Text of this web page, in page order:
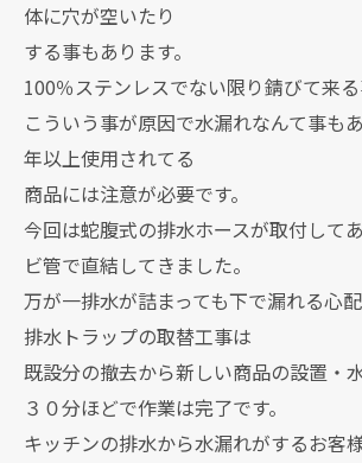
体に穴が空いたり
する事もあります。
100％ステンレスでない限り錆びて来る
こういう事が原因で水漏れなんて事も
年以上使用されてる
商品には注意が必要です。
今回は蛇腹式の排水ホースが取付して
ビ管で直結してきました。
万が一排水が詰まっても下で漏れる心
排水トラップの取替工事は
既設分の撤去から新しい商品の設置・
３０分ほどで作業は完了です。
キッチンの排水から水漏れがするお客